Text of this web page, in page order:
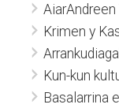
Krimen y
Kun-kun
Basalarrina